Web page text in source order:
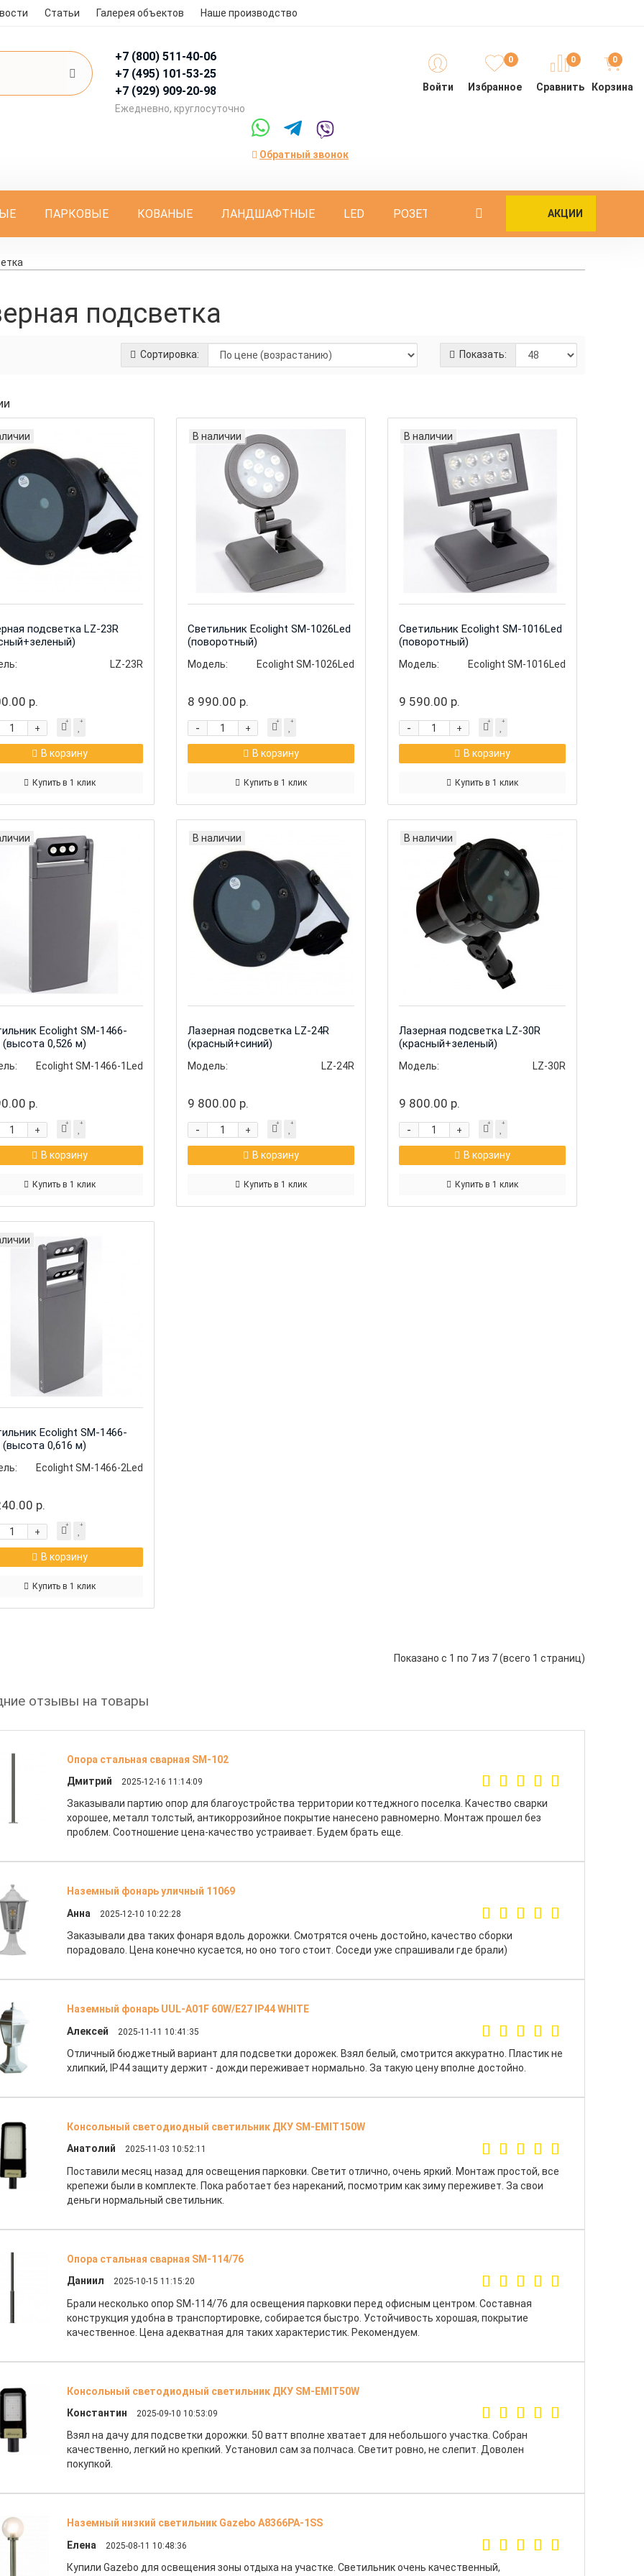
Статьи Галерея объектов Наше производство
+7 (800) 511-40-06
+7 (495) 101-53-25
+7 (929) 909-20-98
Eжедневно, круглосуточно
Обратный звонок
Войти Избранное
0
Сравнить
0
Корзина
0
ПАРКОВЫЕ КОВАНЫЕ ЛАНДШАФТНЫЕ LED РОЗЕТКИ ОПОРЫ ИНТЕРЬЕРНЫЕ
АКЦИИ
подсветка
Сортировка: Показать:
подсветка LZ-23R
LZ-23R
р.
+
В корзину
Купить в 1 клик
В наличии
Светильник Ecolight SM-1026Led
(поворотный)
Модель: Ecolight SM-1026Led
8 990.00 р.
+
-
В корзину
Купить в 1 клик
В наличии
Светильник Ecolight SM-1016Led
(поворотный)
Модель: Ecolight SM-1016Led
9 590.00 р.
+
-
В корзину
Купить в 1 клик
Ecolight SM-1466-
(высота 0,526 м)
Ecolight SM-1466-1Led
р.
+
В корзину
Купить в 1 клик
В наличии
Лазерная подсветка LZ-24R
(красный+синий)
Модель: LZ-24R
9 800.00 р.
+
-
В корзину
Купить в 1 клик
В наличии
Лазерная подсветка LZ-30R
(красный+зеленый)
Модель: LZ-30R
9 800.00 р.
+
-
В корзину
Купить в 1 клик
Ecolight SM-1466-
(высота 0,616 м)
Ecolight SM-1466-2Led
р.
+
В корзину
Купить в 1 клик
Показано с 1 по 7 из 7 (всего 1 страниц)
отзывы на товары
Опора стальная сварная SM-102
Дмитрий
2025-12-16 11:14:09
Заказывали партию опор для благоустройства территории коттеджного поселка. Качество сварки
хорошее, металл толстый, антикоррозийное покрытие нанесено равномерно. Монтаж прошел без
проблем. Соотношение цена-качество устраивает. Будем брать еще.
Наземный фонарь уличный 11069
Анна
2025-12-10 10:22:28
Заказывали два таких фонаря вдоль дорожки. Смотрятся очень достойно, качество сборки
порадовало. Цена конечно кусается, но оно того стоит. Соседи уже спрашивали где брали)
Наземный фонарь UUL-A01F 60W/E27 IP44 WHITE
Алексей
2025-11-11 10:41:35
Отличный бюджетный вариант для подсветки дорожек. Взял белый, смотрится аккуратно. Пластик не
хлипкий, IP44 защиту держит - дожди переживает нормально. За такую цену вполне достойно.
Консольный светодиодный светильник ДКУ SM-EMIT150W
Анатолий
2025-11-03 10:52:11
Поставили месяц назад для освещения парковки. Светит отлично, очень яркий. Монтаж простой, все
крепежи были в комплекте. Пока работает без нареканий, посмотрим как зиму переживет. За свои
деньги нормальный светильник.
Опора стальная сварная SM-114/76
Даниил
2025-10-15 11:15:20
Брали несколько опор SM-114/76 для освещения парковки перед офисным центром. Составная
конструкция удобна в транспортировке, собирается быстро. Устойчивость хорошая, покрытие
качественное. Цена адекватная для таких характеристик. Рекомендуем.
Консольный светодиодный светильник ДКУ SM-EMIT50W
Константин
2025-09-10 10:53:09
Взял на дачу для подсветки дорожки. 50 ватт вполне хватает для небольшого участка. Собран
качественно, легкий но крепкий. Установил сам за полчаса. Светит ровно, не слепит. Доволен
покупкой.
Наземный низкий светильник Gazebo A8366PA-1SS
Елена
2025-08-11 10:48:36
Купили Gazebo для освещения зоны отдыха на участке. Светильник очень качественный,